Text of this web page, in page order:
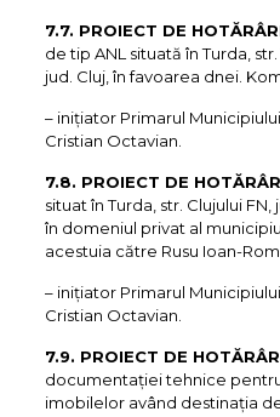
7.7. PROIECT DE
de tip ANL situată în Turda,
jud. Cluj, în favoarea dnei.
– iniţiator Primarul
Cristian Octavian.
7.8. PROIECT DE
situat în Turda, str. Clujului
în domeniul privat al
acestuia către Rusu Ioan-
– iniţiator Primarul
Cristian Octavian.
7.9. PROIECT DE
documentației tehnice
imobilelor având destinația